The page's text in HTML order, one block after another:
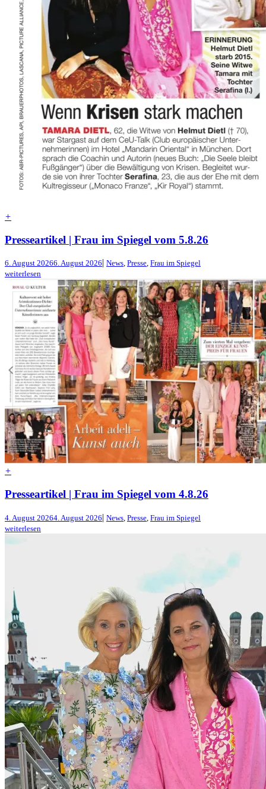
+
Presseartikel | Frau im Spiegel vom 5.8.26
6. August 20266. August 2026| News, Presse, Frau im Spiegel
weiterlesen
+
Presseartikel | Frau im Spiegel vom 4.8.26
4. August 20264. August 2026| News Presse Frau im Spiegel
weiterlesen